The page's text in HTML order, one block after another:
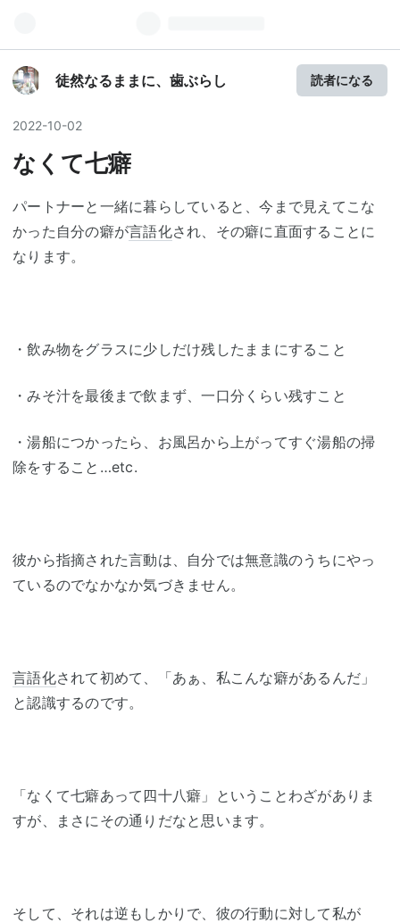
徒然なるままに、歯ぶらし 読者になる
2022-10-02
なくて七癖
パートナーと一緒に暮らしていると、今まで見えてこな
かった自分の癖が言語化され、その癖に直面することに
なります。
・飲み物をグラスに少しだけ残したままにすること
・みそ汁を最後まで飲まず、一口分くらい残すこと
・湯船につかったら、お風呂から上がってすぐ湯船の掃
除をすること…etc.
彼から指摘された言動は、自分では無意識のうちにやっ
ているのでなかなか気づきません。
言語化されて初めて、「あぁ、私こんな癖があるんだ」
と認識するのです。
「なくて七癖あって四十八癖」ということわざがありま
すが、まさにその通りだなと思います。
そして、それは逆もしかりで、彼の行動に対して私が